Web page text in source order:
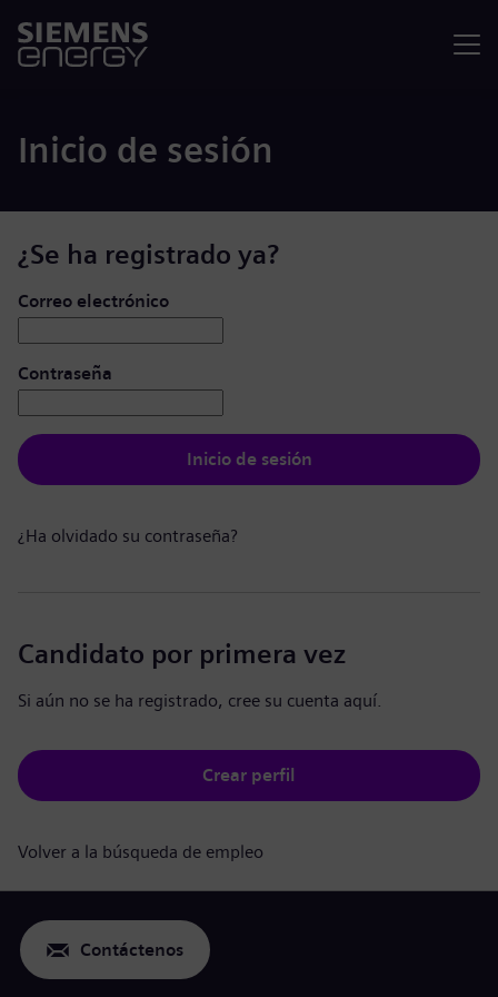
Inicio de sesión
¿Se ha registrado ya?
Iniciar de sesión: usuario y contraseña
Correo electrónico
Contraseña
Inicio de sesión
¿Ha olvidado su contraseña?
Candidato por primera vez
Si aún no se ha registrado, cree su cuenta aquí.
Crear perfil
Volver a la búsqueda de empleo
Contáctenos